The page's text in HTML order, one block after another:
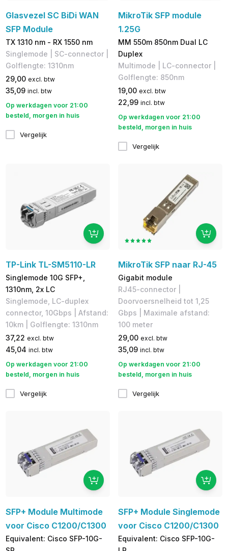
Glasvezel SC BiDi WAN
SFP Module
TX 1310 nm - RX 1550 nm
Singlemode | SC-connector |
Golflengte: 1310nm
29,00 excl. btw
35,09 incl. btw
Op werkdagen voor 21:00
besteld, morgen in huis
Vergelijk
MikroTik SFP module
1.25G
MM 550m 850nm Dual LC
Duplex
Multimode | LC-connector | ​
Golflengte: 850nm
19,00 excl. btw
22,99 incl. btw
Op werkdagen voor 21:00
besteld, morgen in huis
Vergelijk
TP-Link TL-SM5110-LR
Singlemode 10G SFP+,
1310nm, 2x LC
Singlemode, LC-duplex
connector, 10Gbps | Afstand:
10km | Golflengte: 1310nm
37,22 excl. btw
45,04 incl. btw
Op werkdagen voor 21:00
besteld, morgen in huis
Vergelijk
MikroTik SFP naar RJ-45
Gigabit module
​RJ45-connector |
Doorvoersnelheid tot 1,25
Gbps | Maximale afstand:
100 meter
29,00 excl. btw
35,09 incl. btw
Op werkdagen voor 21:00
besteld, morgen in huis
Vergelijk
SFP+ Module Multimode
voor Cisco C1200/C1300
Equivalent: Cisco SFP-10G-
SFP+ Module Singlemode
voor Cisco C1200/C1300
Equivalent: Cisco SFP-10G-